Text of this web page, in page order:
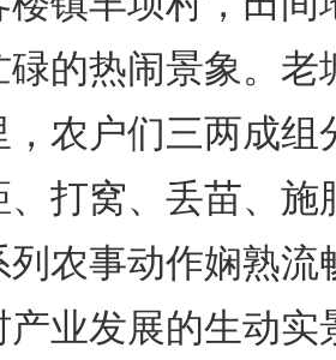
的热闹景象。老
，农户们三两成组
打窝、丢苗、施
列农事动作娴熟流
业发展的生动实